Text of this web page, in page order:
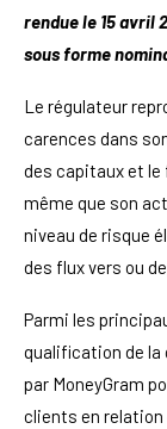
rendue le 15 avril
sous forme
Le régulateur
carences dans
des capitaux et le
même que son
niveau de risque
des flux vers ou
Parmi les
qualification de la
par MoneyGram
clients en